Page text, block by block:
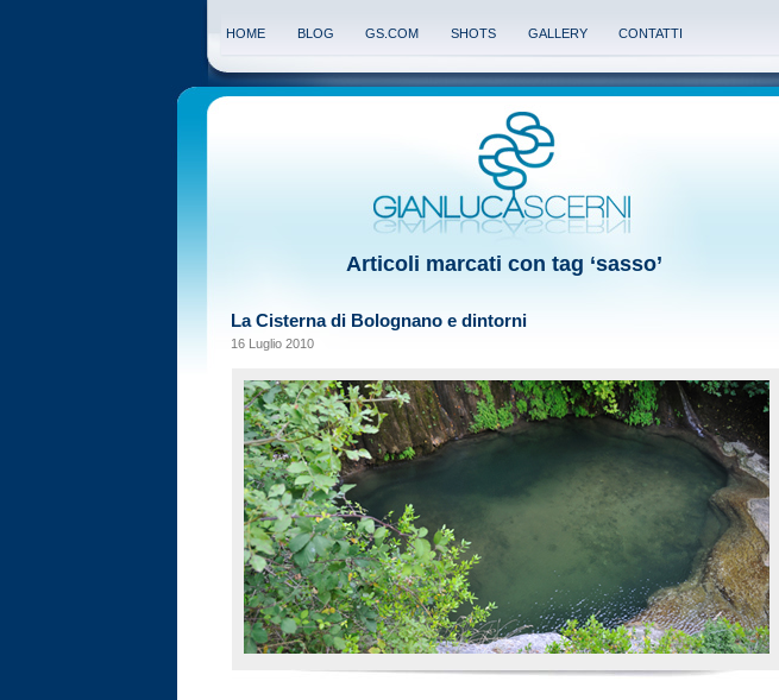
HOME BLOG GS.COM SHOTS GALLERY CONTATTI
Articoli marcati con tag ‘sasso’
La Cisterna di Bolognano e dintorni
16 Luglio 2010